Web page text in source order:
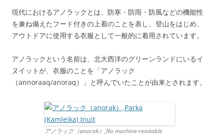
o
o
k
現代におけるアノラックとは、防寒・防雨・防風などの機能性
を兼ね備えたフード付きの上着のことを表し、登山をはじめ、
アウトドアに使用する衣服として一般的に着用されています。
アノラックという名前は、北大西洋のグリーンランドにいるイ
ヌイットが、衣服のことを「アノラック
（annoraaq/anoraq）」と呼んでいたことが由来とされます。
アノラック（anorak）,No machine-readable